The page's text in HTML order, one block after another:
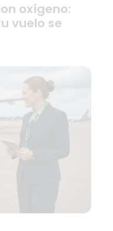
oxígeno:
vuelo se